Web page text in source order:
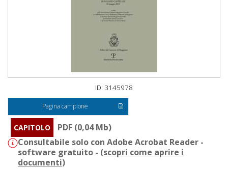
ID: 3145978
Pagina campione
CAPITOLO
PDF (0,04 Mb)
Consultabile solo con Adobe Acrobat Reader -
software gratuito - (scopri come aprire i
documenti)